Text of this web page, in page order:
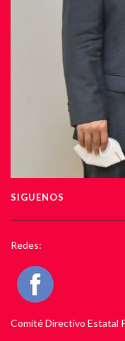
SIGUENOS
Redes:
Comité Directivo Estatal